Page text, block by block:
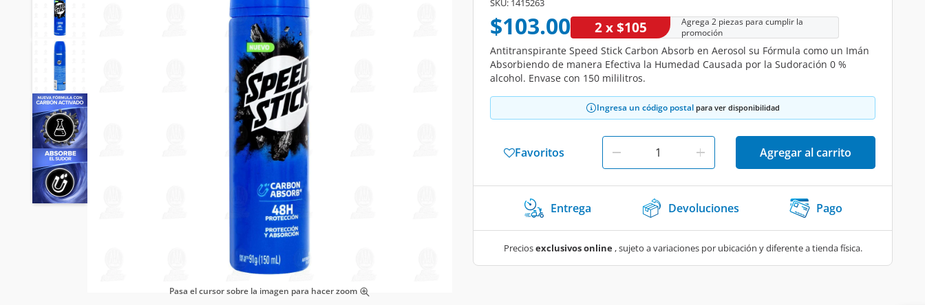
Pasa el cursor sobre la imagen para hacer zoom
SKU: 1415263
$103.00 2 x $105
Agrega 2 piezas para cumplir la
promoción
Antitranspirante Speed Stick Carbon Absorb en Aerosol su Fórmula como un Imán
Absorbiendo de manera Efectiva la Humedad Causada por la Sudoración 0 %
alcohol. Envase con 150 mililitros.
Ingresa un código postal para ver disponibilidad
Favoritos Agregar al carrito
Entrega Devoluciones Pago
Preciosexclusivos online, sujeto a variaciones por ubicación y diferente a tienda física.